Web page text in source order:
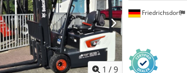
1 /9
Friedrichsdorf